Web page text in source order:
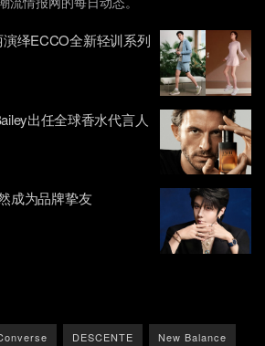
绎ECCO全新轻训系列
出任全球香水代言人
成为品牌挚友
DESCENTE New Balance